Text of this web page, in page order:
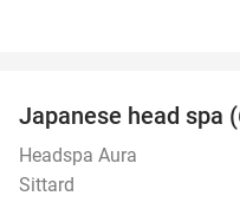
Japanese head spa
Headspa Aura
Sittard